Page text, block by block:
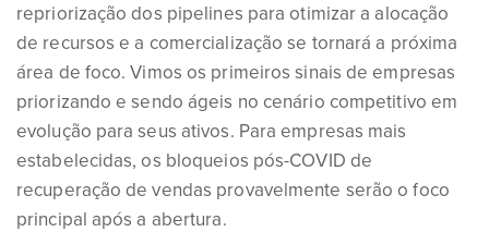
repriorização dos pipelines para otimizar a alocação
de recursos e a comercialização se tornará a próxima
área de foco. Vimos os primeiros sinais de empresas
priorizando e sendo ágeis no cenário competitivo em
evolução para seus ativos. Para empresas mais
estabelecidas, os bloqueios pós-COVID de
recuperação de vendas provavelmente serão o foco
principal após a abertura.